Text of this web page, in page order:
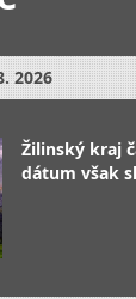
2026
Žilinský kraj
dátum však